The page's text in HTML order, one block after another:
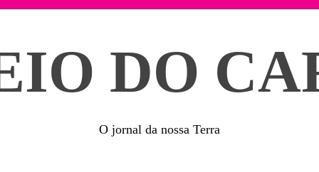
DO
O jornal da nossa Terra